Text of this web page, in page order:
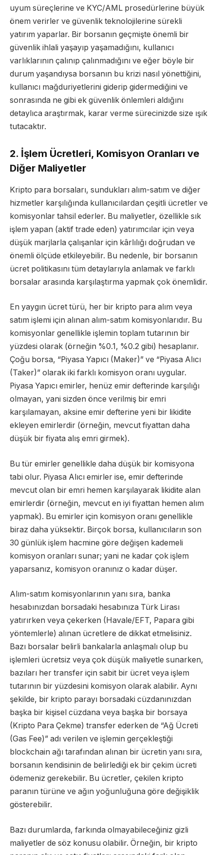
uyum süreçlerine ve KYC/AML prosedürlerine büyük
önem verirler ve güvenlik teknolojilerine sürekli
yatırım yaparlar. Bir borsanın geçmişte önemli bir
güvenlik ihlali yaşayıp yaşamadığını, kullanıcı
varlıklarının çalınıp çalınmadığını ve eğer böyle bir
durum yaşandıysa borsanın bu krizi nasıl yönettiğini,
kullanıcı mağduriyetlerini giderip gidermediğini ve
sonrasında ne gibi ek güvenlik önlemleri aldığını
detaylıca araştırmak, karar verme sürecinizde size ışık
tutacaktır.
2. İşlem Ücretleri, Komisyon Oranları ve
Diğer Maliyetler
Kripto para borsaları, sundukları alım-satım ve diğer
hizmetler karşılığında kullanıcılardan çeşitli ücretler ve
komisyonlar tahsil ederler. Bu maliyetler, özellikle sık
işlem yapan (aktif trade eden) yatırımcılar için veya
düşük marjlarla çalışanlar için kârlılığı doğrudan ve
önemli ölçüde etkileyebilir. Bu nedenle, bir borsanın
ücret politikasını tüm detaylarıyla anlamak ve farklı
borsalar arasında karşılaştırma yapmak çok önemlidir.
En yaygın ücret türü, her bir kripto para alım veya
satım işlemi için alınan alım-satım komisyonlarıdır. Bu
komisyonlar genellikle işlemin toplam tutarının bir
yüzdesi olarak (örneğin %0.1, %0.2 gibi) hesaplanır.
Çoğu borsa, “Piyasa Yapıcı (Maker)” ve “Piyasa Alıcı
(Taker)” olarak iki farklı komisyon oranı uygular.
Piyasa Yapıcı emirler, henüz emir defterinde karşılığı
olmayan, yani sizden önce verilmiş bir emri
karşılamayan, aksine emir defterine yeni bir likidite
ekleyen emirlerdir (örneğin, mevcut fiyattan daha
düşük bir fiyata alış emri girmek).
Bu tür emirler genellikle daha düşük bir komisyona
tabi olur. Piyasa Alıcı emirler ise, emir defterinde
mevcut olan bir emri hemen karşılayarak likidite alan
emirlerdir (örneğin, mevcut en iyi fiyattan hemen alım
yapmak). Bu emirler için komisyon oranı genellikle
biraz daha yüksektir. Birçok borsa, kullanıcıların son
30 günlük işlem hacmine göre değişen kademeli
komisyon oranları sunar; yani ne kadar çok işlem
yaparsanız, komisyon oranınız o kadar düşer.
Alım-satım komisyonlarının yanı sıra, banka
hesabınızdan borsadaki hesabınıza Türk Lirası
yatırırken veya çekerken (Havale/EFT, Papara gibi
yöntemlerle) alınan ücretlere de dikkat etmelisiniz.
Bazı borsalar belirli bankalarla anlaşmalı olup bu
işlemleri ücretsiz veya çok düşük maliyetle sunarken,
bazıları her transfer için sabit bir ücret veya işlem
tutarının bir yüzdesini komisyon olarak alabilir. Aynı
şekilde, bir kripto parayı borsadaki cüzdanınızdan
başka bir kişisel cüzdana veya başka bir borsaya
(Kripto Para Çekme) transfer ederken de “Ağ Ücreti
(Gas Fee)” adı verilen ve işlemin gerçekleştiği
blockchain ağı tarafından alınan bir ücretin yanı sıra,
borsanın kendisinin de belirlediği ek bir çekim ücreti
ödemeniz gerekebilir. Bu ücretler, çekilen kripto
paranın türüne ve ağın yoğunluğuna göre değişiklik
gösterebilir.
Bazı durumlarda, farkında olmayabileceğiniz gizli
maliyetler de söz konusu olabilir. Örneğin, bir kripto